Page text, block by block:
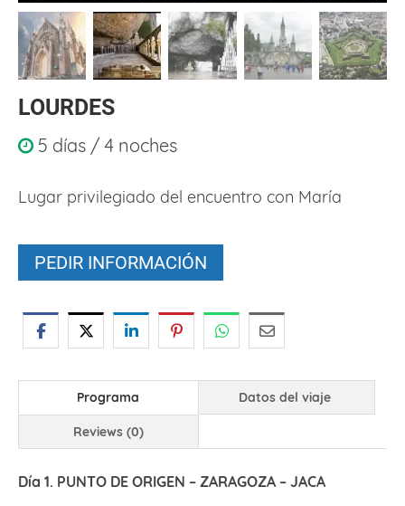
LOURDES
5 días / 4 noches
Lugar privilegiado del encuentro con María
PEDIR INFORMACIÓN
Programa Datos del viaje
Reviews (0)
Día 1. PUNTO DE ORIGEN – ZARAGOZA – JACA